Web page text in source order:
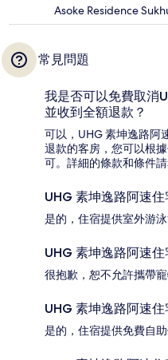
Asoke Residence
常見問題
我是否可以免費取消
並收到全額退款？
可以，UHG 素坤逸路阿
退款的客房，您可以根
可。詳細的條款和條件
UHG 素坤逸路阿速
是的，住宿提供室外游泳
UHG 素坤逸路阿速
很抱歉，恕不允許攜帶寵
UHG 素坤逸路阿速
是的，住宿提供免費自